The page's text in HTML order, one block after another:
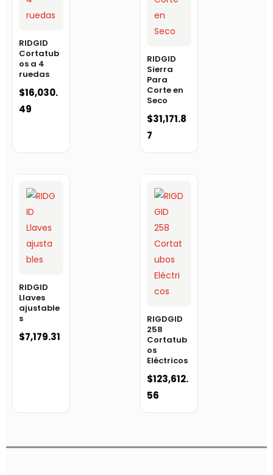
RIDGID
Cortatub
os a 4
ruedas
$16,030.
49
RIDGID
Sierra
Para
Corte en
Seco
$31,171.8
7
RIDGID
Llaves
ajustable
s
$7,179.31
RIGDGID
258
Cortatub
os
Eléctricos
$123,612.
56